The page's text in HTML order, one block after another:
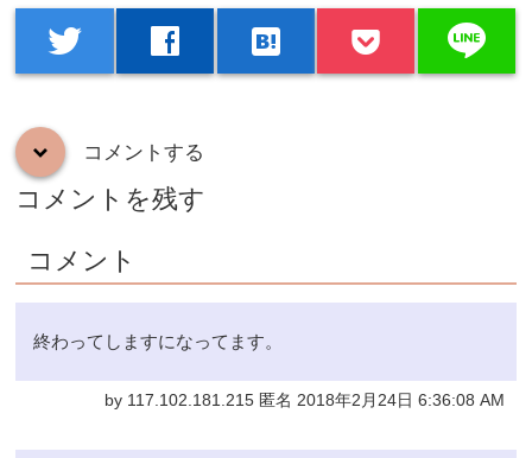
twitter facebook hatenabookmark line
down コメントする
コメントを残す
コメント
終わってしますになってます。
by 117.102.181.215 匿名 2018年2月24日 6:36:08 AM